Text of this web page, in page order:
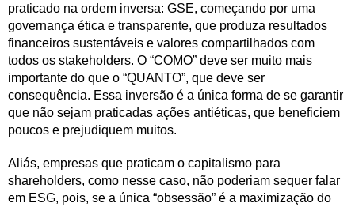
praticado na ordem inversa: GSE, começando por uma
governança ética e transparente, que produza resultados
financeiros sustentáveis e valores compartilhados com
todos os stakeholders. O “COMO” deve ser muito mais
importante do que o “QUANTO”, que deve ser
consequência. Essa inversão é a única forma de se garantir
que não sejam praticadas ações antiéticas, que beneficiem
poucos e prejudiquem muitos.
Aliás, empresas que praticam o capitalismo para
shareholders, como nesse caso, não poderiam sequer falar
em ESG, pois, se a única “obsessão” é a maximização do